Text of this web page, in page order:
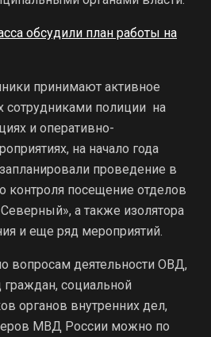
принимают активное
сотрудниками полиции на
и оперативно-
на начало года
проведение в
контроля посещение отделов
а также изолятора
и еще ряд мероприятий.
вопросам деятельности ОВД,
социальной
органов внутренних дел,
МВД России можно по